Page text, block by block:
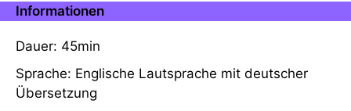
Informationen
Dauer: 45min
Sprache: Englische Lautsprache mit deutscher
Übersetzung